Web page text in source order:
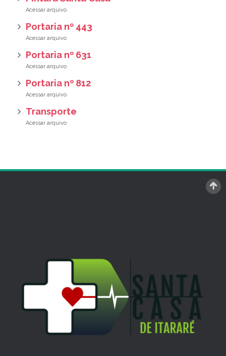
Portaria nº 443
Portaria nº 631
Portaria nº 812
Transporte